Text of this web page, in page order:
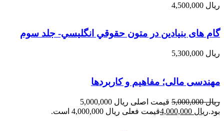
ریال
گام های بنیادین در متون حقوقي انگليسي- جلد سوم
ریال
مهندسی مالی؛ مفاهیم و کاربردها
ریال5,000,000
قیمت اصلی ریال 5,000,000
بود.ریال قیمت فعلی ریال 4,000,000 است.